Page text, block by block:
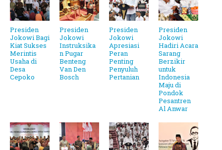
Presiden
Jokowi Bagi
Kiat Sukses
Merintis
Usaha di
Desa
Cepoko
Presiden
Jokowi
Instruksika
n Pugar
Benteng
Van Den
Bosch
Presiden
Jokowi
Apresiasi
Peran
Penting
Penyuluh
Pertanian
Presiden
Jokowi
Hadiri Acara
Sarang
Berzikir
untuk
Indonesia
Maju di
Pondok
Pesantren
Al Anwar